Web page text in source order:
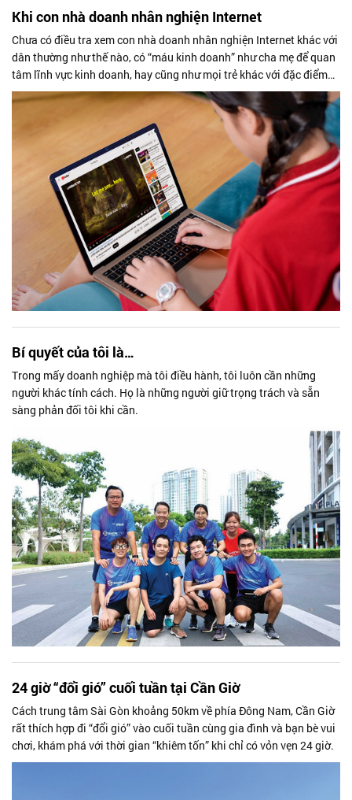
Khi con nhà doanh nhân nghiện Internet
Chưa có điều tra xem con nhà doanh nhân nghiện Internet khác với
dân thường như thế nào, có “máu kinh doanh” như cha mẹ để quan
tâm lĩnh vực kinh doanh, hay cũng như mọi trẻ khác với đặc điểm
chung là chơi trò chơi điện tử và chat là chính.
Bí quyết của tôi là…
Trong mấy doanh nghiệp mà tôi điều hành, tôi luôn cần những
người khác tính cách. Họ là những người giữ trọng trách và sẵn
sàng phản đối tôi khi cần.
24 giờ “đổi gió” cuối tuần tại Cần Giờ
Cách trung tâm Sài Gòn khoảng 50km về phía Đông Nam, Cần Giờ
rất thích hợp đi “đổi gió” vào cuối tuần cùng gia đình và bạn bè vui
chơi, khám phá với thời gian “khiêm tốn” khi chỉ có vỏn vẹn 24 giờ.